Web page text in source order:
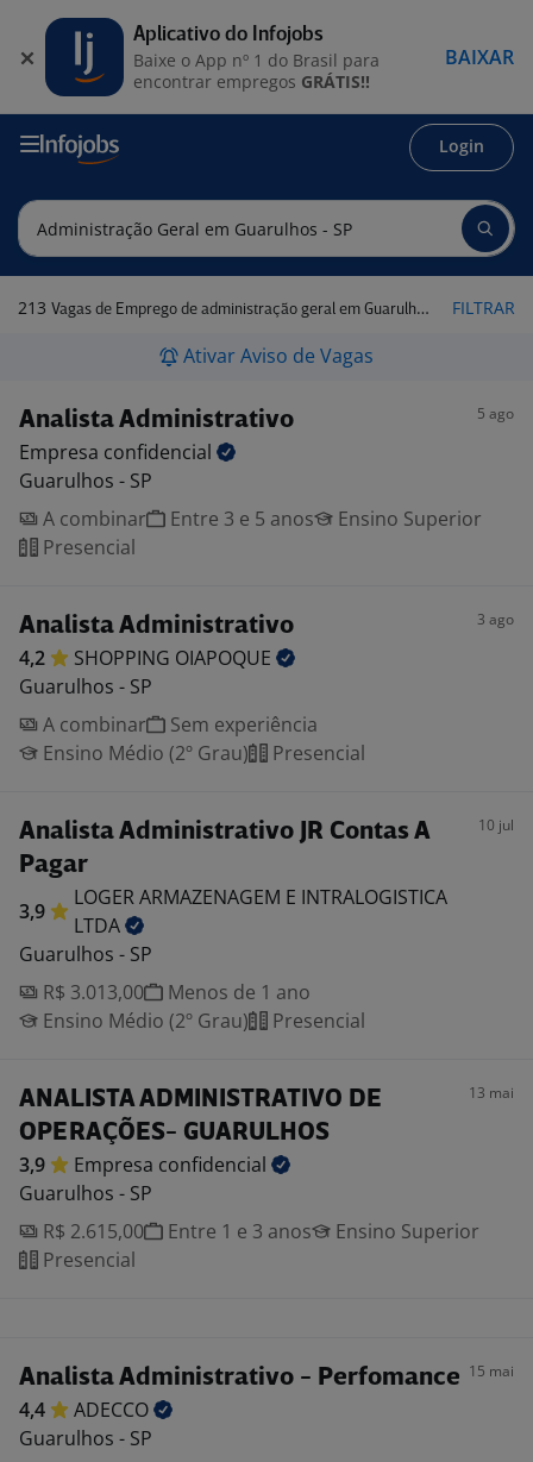
Login
213 Vagas de Emprego de administração geral em Guarulhos - SP FILTRAR
Ativar Aviso de Vagas
Analista Administrativo 5 ago
Empresa confidencial
Guarulhos - SP
A combinar
Entre 3 e 5 anos
Ensino Superior
Presencial
Analista Administrativo 3 ago
4,2 SHOPPING OIAPOQUE
Guarulhos - SP
A combinar
Sem experiência
Ensino Médio (2º Grau)
Presencial
Analista Administrativo JR Contas A
Pagar
10 jul
3,9
LOGER ARMAZENAGEM E INTRALOGISTICA
LTDA
Guarulhos - SP
R$ 3.013,00
Menos de 1 ano
Ensino Médio (2º Grau)
Presencial
ANALISTA ADMINISTRATIVO DE
OPERAÇÕES- GUARULHOS
13 mai
3,9 Empresa confidencial
Guarulhos - SP
R$ 2.615,00
Entre 1 e 3 anos
Ensino Superior
Presencial
Analista Administrativo - Perfomance 15 mai
4,4
ADECCO
Guarulhos - SP
Aplicativo do Infojobs
Baixe o App nº 1 do Brasil para
encontrar empregos GRÁTIS!!
BAIXAR